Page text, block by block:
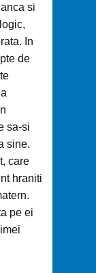
si
In
de
sa-si
sine.
care
hraniti
pe ei